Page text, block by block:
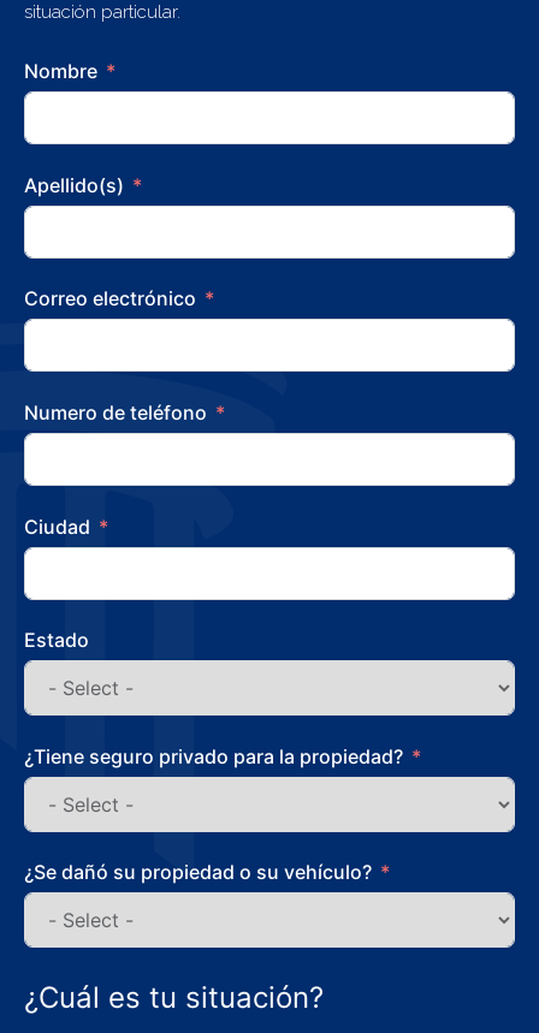
situación particular.
Nombre
Apellido(s)
Correo electrónico
Numero de teléfono
Ciudad
Estado
¿Tiene seguro privado para la propiedad?
¿Se dañó su propiedad o su vehículo?
¿Cuál es tu situación?